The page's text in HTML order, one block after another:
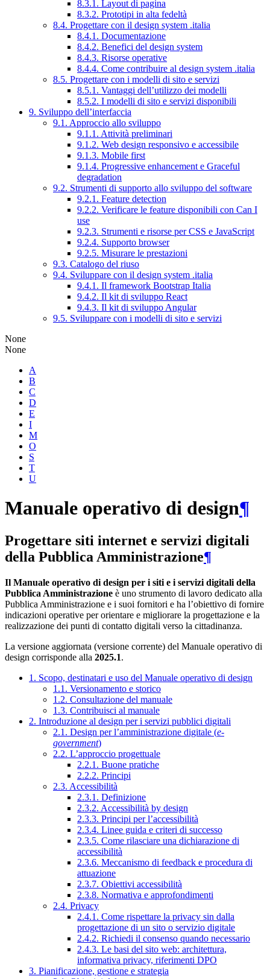
8.3.1. Layout di pagina
8.3.2. Prototipi in alta fedeltà
8.4. Progettare con il design system .italia
8.4.1. Documentazione
8.4.2. Benefici del design system
8.4.3. Risorse operative
8.4.4. Come contribuire al design system .italia
8.5. Progettare con i modelli di sito e servizi
8.5.1. Vantaggi dell’utilizzo dei modelli
8.5.2. I modelli di sito e servizi disponibili
9. Sviluppo dell’interfaccia
9.1. Approccio allo sviluppo
9.1.1. Attività preliminari
9.1.2. Web design responsivo e accessibile
9.1.3. Mobile first
9.1.4. Progressive enhancement e Graceful
degradation
9.2. Strumenti di supporto allo sviluppo del software
9.2.1. Feature detection
9.2.2. Verificare le feature disponibili con Can I
use
9.2.3. Strumenti e risorse per CSS e JavaScript
9.2.4. Supporto browser
9.2.5. Misurare le prestazioni
9.3. Catalogo del riuso
9.4. Sviluppare con il design system .italia
9.4.1. Il framework Bootstrap Italia
9.4.2. Il kit di sviluppo React
9.4.3. Il kit di sviluppo Angular
9.5. Sviluppare con i modelli di sito e servizi
None
None
A
B
C
D
E
I
M
O
S
T
U
Manuale operativo di design¶
Progettare siti internet e servizi digitali
della Pubblica Amministrazione¶
Il Manuale operativo di design per i siti e i servizi digitali della
Pubblica Amministrazione è uno strumento di lavoro dedicato alla
Pubblica Amministrazione e i suoi fornitori e ha l’obiettivo di fornire
indicazioni operative per orientare e migliorare la progettazione e la
realizzazione dei punti di contatto digitali verso la cittadinanza.
La versione aggiornata (versione corrente) del Manuale operativo di
design corrisponde alla 2025.1.
1. Scopo, destinatari e uso del Manuale operativo di design
1.1. Versionamento e storico
1.2. Consultazione del manuale
1.3. Contribuisci al manuale
2. Introduzione al design per i servizi pubblici digitali
2.1. Design per l’amministrazione digitale (e-
government)
2.2. L’approccio progettuale
2.2.1. Buone pratiche
2.2.2. Principi
2.3. Accessibilità
2.3.1. Definizione
2.3.2. Accessibilità by design
2.3.3. Principi per l’accessibilità
2.3.4. Linee guida e criteri di successo
2.3.5. Come rilasciare una dichiarazione di
accessibilità
2.3.6. Meccanismo di feedback e procedura di
attuazione
2.3.7. Obiettivi accessibilità
2.3.8. Normativa e approfondimenti
2.4. Privacy
2.4.1. Come rispettare la privacy sin dalla
progettazione di un sito o servizio digitale
2.4.2. Richiedi il consenso quando necessario
2.4.3. Le basi del sito web: architettura,
informativa privacy, riferimenti DPO
3. Pianificazione, gestione e strategia